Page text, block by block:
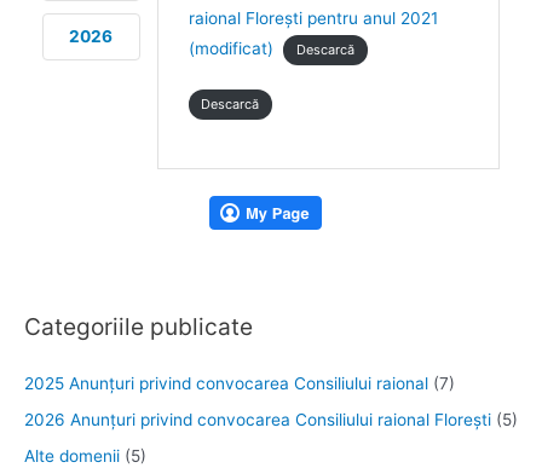
2026
raional Florești pentru anul 2021
(modificat)
Descarcă
Descarcă
Categoriile publicate
2025 Anunţuri privind convocarea Consiliului raional (7)
2026 Anunțuri privind convocarea Consiliului raional Florești (5)
Alte domenii (5)